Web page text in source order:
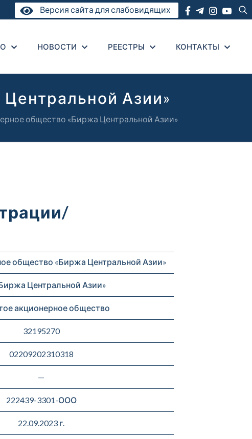
Версия сайта для слабовидящих
НОВОСТИ РЕЕСТРЫ КОНТАКТЫ
Азии»
общество «Биржа Центральной Азии»
общество «Биржа Центральной Азии»
Центральной Азии»
акционерное общество
32195270
02209202310318
—
222439-3301-ООО
22.09.2023 г.